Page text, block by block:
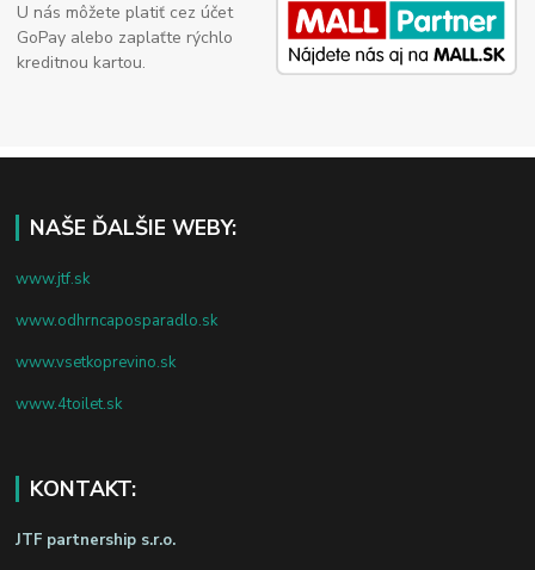
U nás môžete platiť cez účet
GoPay alebo zaplaťte rýchlo
kreditnou kartou.
NAŠE ĎALŠIE WEBY:
www.jtf.sk
www.odhrncaposparadlo.sk
www.vsetkoprevino.sk
www.4toilet.sk
KONTAKT:
JTF partnership s.r.o.